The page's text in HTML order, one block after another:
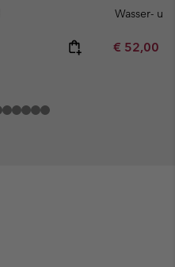
Wasser-
Minimum
€ 52,00